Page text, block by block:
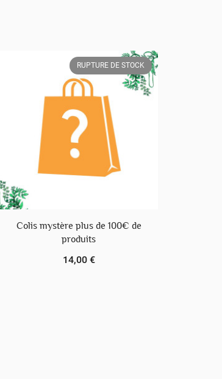
RUPTURE DE STOCK
Colis mystère plus de 100€ de
produits
14,00 €